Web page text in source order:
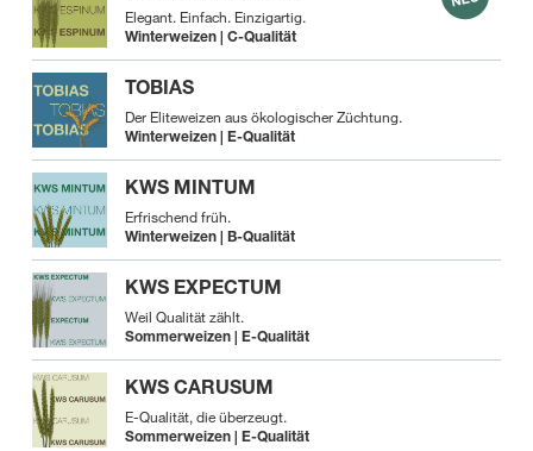
Elegant. Einfach. Einzigartig.
Winterweizen | C-Qualität
TOBIAS
Der Eliteweizen aus ökologischer Züchtung.
Winterweizen | E-Qualität
KWS MINTUM
Erfrischend früh.
Winterweizen | B-Qualität
KWS EXPECTUM
Weil Qualität zählt.
Sommerweizen | E-Qualität
KWS CARUSUM
E-Qualität, die überzeugt.
Sommerweizen | E-Qualität